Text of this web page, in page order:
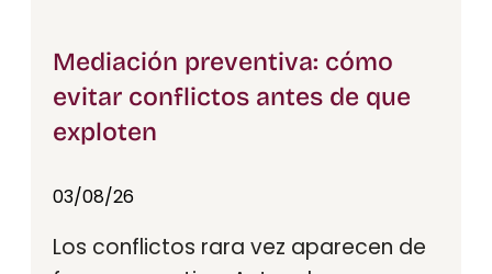
Mediación preventiva: cómo
evitar conflictos antes de que
exploten
03/08/26
Los conflictos rara vez aparecen de